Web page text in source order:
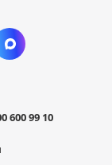
600 99 10